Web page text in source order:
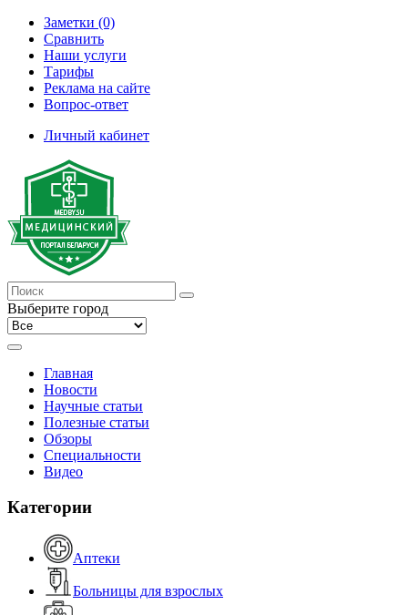
Заметки (0)
Сравнить
Наши услуги
Тарифы
Реклама на сайте
Вопрос-ответ
Личный кабинет
Выберите город
Главная
Новости
Научные статьи
Полезные статьи
Обзоры
Специальности
Видео
Категории
Аптеки
Больницы для взрослых